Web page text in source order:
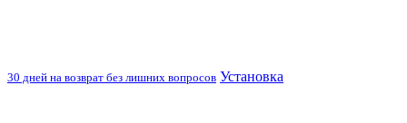
30 дней на возврат без лишних вопросов Установка